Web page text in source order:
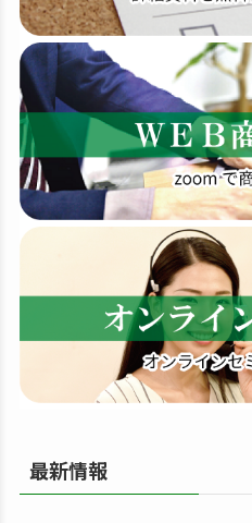
最新情報